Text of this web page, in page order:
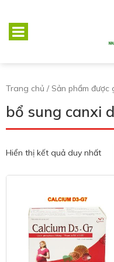
Trang chủ / Sản phẩm được
bổ sung canxi
Hiển thị kết quả duy nhất